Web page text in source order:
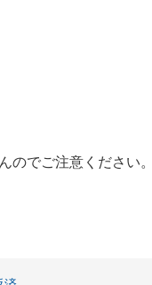
のでご注意ください。